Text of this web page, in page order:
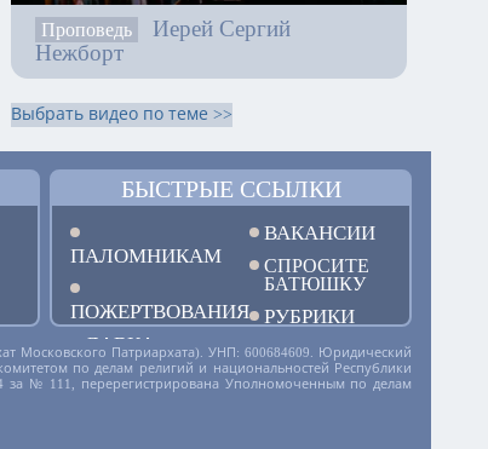
Проповедь
Иерей Сергий
Нежборт
Выбрать видео по теме >>
БЫСТРЫЕ ССЫЛКИ
ПАЛОМНИКАМ
ПОЖЕРТВОВАНИЯ
ЛАВКА
ВАКАНСИИ
СПРОСИТЕ
БАТЮШКУ
РУБРИКИ
Московского Патриархата). УНП: 600684609. Юридический
по делам религий и национальностей Республики
за № 111, перерегистрирована Уполномоченным по делам